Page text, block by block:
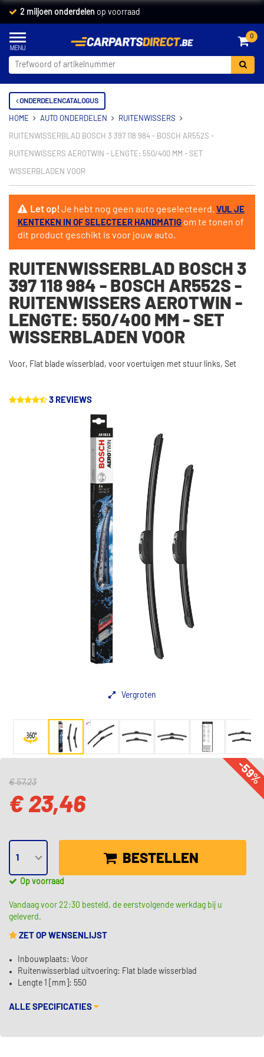
2 miljoen onderdelen op voorraad
0
ONDERDELENCATALOGUS
HOME AUTO ONDERDELEN RUITENWISSERS
RUITENWISSERBLAD BOSCH 3 397 118 984 - BOSCH AR552S -
RUITENWISSERS AEROTWIN - LENGTE: 550/400 MM - SET
WISSERBLADEN VOOR
Let op!Je hebt nog geen auto geselecteerd. VUL JE
KENTEKEN IN OF SELECTEER HANDMATIG om te tonen of
dit product geschikt is voor jouw auto.
RUITENWISSERBLAD BOSCH 3
397 118 984 - BOSCH AR552S -
RUITENWISSERS AEROTWIN -
LENGTE: 550/400 MM - SET
WISSERBLADEN VOOR
Voor, Flat blade wisserblad, voor voertuigen met stuur links, Set
3 REVIEWS
Vergroten
-
€ 57,23
€ 23,46
BESTELLEN
Op voorraad
Vandaag voor 22:30 besteld, de eerstvolgende werkdag bij u
geleverd.
ZET OP WENSENLIJST
Inbouwplaats: Voor
Ruitenwisserblad uitvoering: Flat blade wisserblad
Lengte 1 [mm]: 550
ALLE SPECIFICATIES